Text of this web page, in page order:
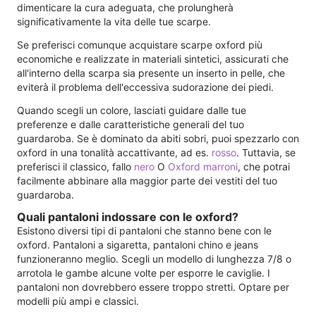
dimenticare la cura adeguata, che prolungherà
significativamente la vita delle tue scarpe.
Se preferisci comunque acquistare scarpe oxford più
economiche e realizzate in materiali sintetici, assicurati che
all'interno della scarpa sia presente un inserto in pelle, che
eviterà il problema dell'eccessiva sudorazione dei piedi.
Quando scegli un colore, lasciati guidare dalle tue
preferenze e dalle caratteristiche generali del tuo
guardaroba. Se è dominato da abiti sobri, puoi spezzarlo con
oxford in una tonalità accattivante, ad es. rosso. Tuttavia, se
preferisci il classico, fallo nero O Oxford marroni, che potrai
facilmente abbinare alla maggior parte dei vestiti del tuo
guardaroba.
Quali pantaloni indossare con le oxford?
Esistono diversi tipi di pantaloni che stanno bene con le
oxford. Pantaloni a sigaretta, pantaloni chino e jeans
funzioneranno meglio. Scegli un modello di lunghezza 7/8 o
arrotola le gambe alcune volte per esporre le caviglie. I
pantaloni non dovrebbero essere troppo stretti. Optare per
modelli più ampi e classici.